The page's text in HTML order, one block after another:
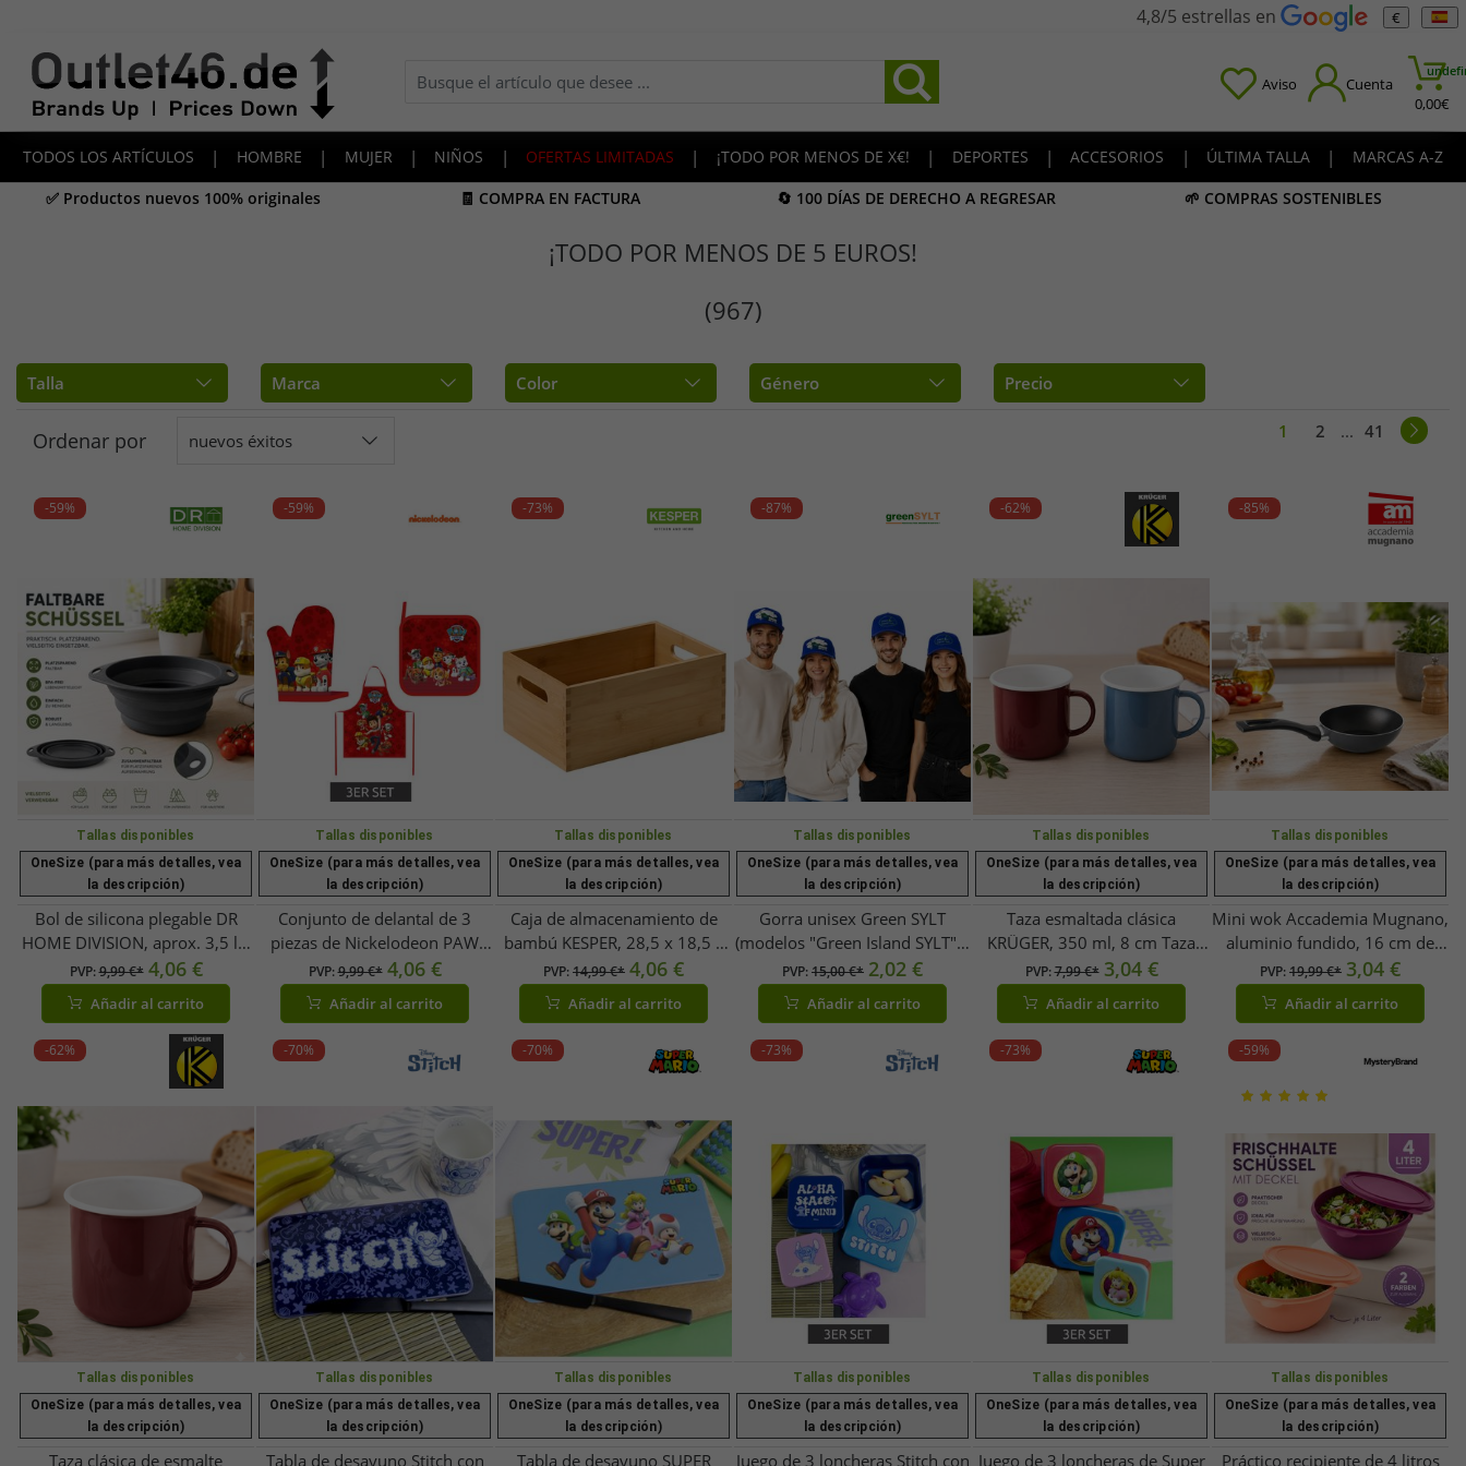
4,8/5 estrellas en €
Aviso Cuenta
0,00€
TODOS LOS ARTÍCULOS | HOMBRE | MUJER | NIÑOS | OFERTAS LIMITADAS | ¡TODO POR MENOS DE X€! | DEPORTES | ACCESORIOS | ÚLTIMA TALLA |
MARCAS A-Z
✅ Productos nuevos 100% originales
🧾 COMPRA EN FACTURA 🔄 100 DÍAS DE DERECHO A REGRESAR 🌱 COMPRAS SOSTENIBLES
¡TODO POR MENOS DE 5 EUROS!
(967)
Talla Marca Color Género Precio
Ordenar por nuevos éxitos 1 2 ... 41
-59%
Tallas disponibles
OneSize (para más detalles, vea
la descripción)
Bol de silicona plegable DR
HOME DIVISION, aprox. 3,5 l –
Bol plegable que ahorra
espacio, con prácticas asas
(9499579) **Producto de
categoría B (B-Stock):
inspeccionado y totalmente
funcional** – Gris oscuro
PVP:9,99 €* 4,06 €
Añadir al carrito
-59%
Tallas disponibles
OneSize (para más detalles, vea
la descripción)
Conjunto de delantal de 3
piezas de Nickelodeon PAW
PATROL con guante, delantal y
posavasos de algodón puro
**Grado B – probado y
completamente funcional**
05-15120-25-03 Rojo
PVP:9,99 €* 4,06 €
Añadir al carrito
-73%
Tallas disponibles
OneSize (para más detalles, vea
la descripción)
Caja de almacenamiento de
bambú KESPER, 28,5 x 18,5 x
13 cm, de madera con asas,
color natural. **Producto de
segunda mano – Probado y en
perfecto estado**. Marrón.
PVP:14,99 €* 4,06 €
Añadir al carrito
-87%
Tallas disponibles
OneSize (para más detalles, vea
la descripción)
Gorra unisex Green SYLT
(modelos "Green Island SYLT" y
"Windsurf World Cup SYLT")
con visera plana y cierre
ajustable – Azul
PVP:15,00 €* 2,02 €
Añadir al carrito
-62%
Tallas disponibles
OneSize (para más detalles, vea
la descripción)
Taza esmaltada clásica
KRÜGER, 350 ml, 8 cm Taza
resistente de acero esmaltado
Resistente al calor Apta para
uso alimentario Azul
petróleo/Blanco o
Burdeos/Blanco
PVP:7,99 €* 3,04 €
Añadir al carrito
-85%
Tallas disponibles
OneSize (para más detalles, vea
la descripción)
Mini wok Accademia Mugnano,
aluminio fundido, 16 cm de
diámetro, fabricado en Italia,
negro
PVP:19,99 €* 3,04 €
Añadir al carrito
-62%
Tallas disponibles
OneSize (para más detalles, vea
la descripción)
Taza clásica de esmalte
-70%
Tallas disponibles
OneSize (para más detalles, vea
la descripción)
Tabla de desayuno Stitch con
-70%
Tallas disponibles
OneSize (para más detalles, vea
la descripción)
Tabla de desayuno SUPER
-73%
Tallas disponibles
OneSize (para más detalles, vea
la descripción)
Juego de 3 loncheras Stitch con
-73%
Tallas disponibles
OneSize (para más detalles, vea
la descripción)
Juego de 3 loncheras de Super
-59%
Tallas disponibles
OneSize (para más detalles, vea
la descripción)
Práctico recipiente de 4 litros